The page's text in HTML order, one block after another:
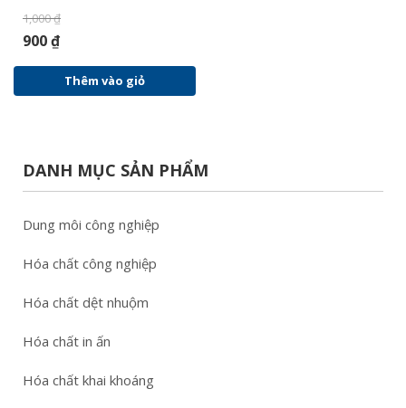
1,000₫
900₫
Thêm vào giỏ
DANH MỤC SẢN PHẨM
Dung môi công nghiệp
Hóa chất công nghiệp
Hóa chất dệt nhuộm
Hóa chất in ấn
Hóa chất khai khoáng